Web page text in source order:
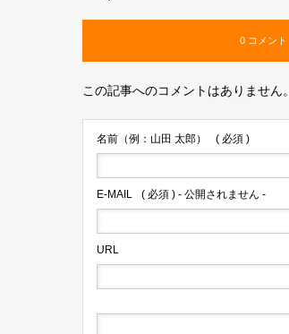
0 コメント
この記事へのコメントはありません。
名前（例：山田 太郎） ( 必須 )
E-MAIL ( 必須 ) - 公開されません -
URL